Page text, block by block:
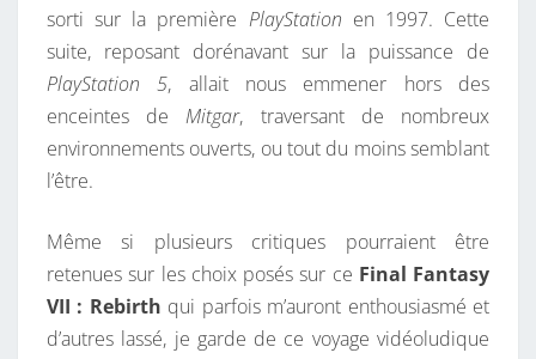
sorti sur la première PlayStation en 1997. Cette
suite, reposant dorénavant sur la puissance de
PlayStation 5, allait nous emmener hors des
enceintes deMitgar, traversant de nombreux
environnements ouverts, ou tout du moins semblant
l’être.
Même si plusieurs critiques pourraient être
retenues sur les choix posés sur ce Final Fantasy
VII : Rebirth qui parfois m’auront enthousiasmé et
d’autres lassé, je garde de ce voyage vidéoludique